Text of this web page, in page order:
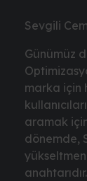
Sevgili
Günümüz
marka için
aramak
dönemde,